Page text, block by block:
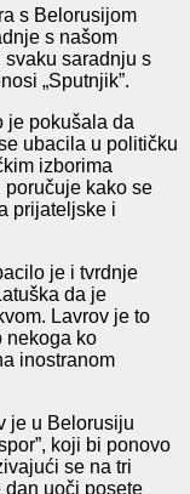
s Belorusijom
s našom
saradnju s
„Sputnjik”.
je pokušala da
ubacila u političku
izborima
kako se
prijateljske i
je i tvrdnje
da je
Lavrov je to
nekoga ko
inostranom
je u Belorusiju
koji bi ponovo
se na tri
uoči posete